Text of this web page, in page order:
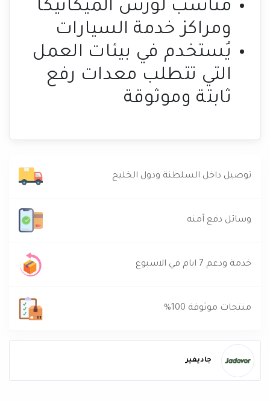
مناسب لورش الميكانيكا
ومراكز خدمة السيارات
يُستخدم في بيئات العمل
التي تتطلب معدات رفع
ثابتة وموثوقة
توصيل داخل السلطنة ودول الخليج
وسائل دفع آمنه
خدمة ودعم 7 ايام في الاسبوع
منتجات موثوقة 100%
جاديفير